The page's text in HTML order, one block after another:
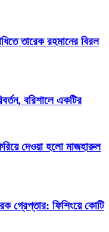
তারেক রহমানের বিরল
বরিশালে একটির
দেওয়া হলো মাজহারুল
গ্রেপ্তার: ফিশিংয়ে কোটি